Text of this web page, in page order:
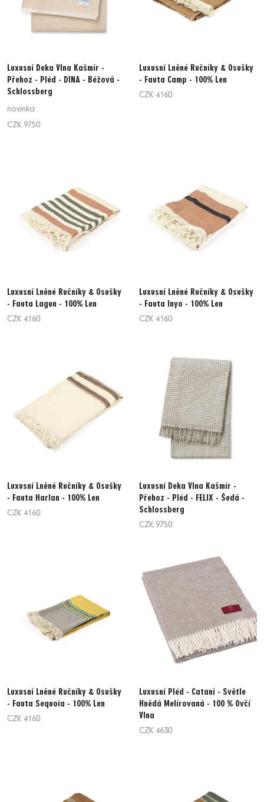
Luxusní Deka Vlna Kašmír -
Přehoz - Pléd - DINA - Béžová -
Schlossberg
novinka
CZK 9750
Luxusní Lněné Ručníky & Osušky
- Fauta Camp - 100% Len
CZK 4160
Luxusní Lněné Ručníky & Osušky
- Fauta Lagun - 100% Len
CZK 4160
Luxusní Lněné Ručníky & Osušky
- Fauta Inyo - 100% Len
CZK 4160
Luxusní Lněné Ručníky & Osušky
- Fauta Harlan - 100% Len
CZK 4160
Luxusní Deka Vlna Kašmír -
Přehoz - Pléd - FELIX - Šedá -
Schlossberg
CZK 9750
Luxusní Lněné Ručníky & Osušky
- Fauta Sequoia - 100% Len
CZK 4160
Luxusní Pléd - Catani - Světle
Hnědá Melírovaná - 100 % Ovčí
Vlna
CZK 4630